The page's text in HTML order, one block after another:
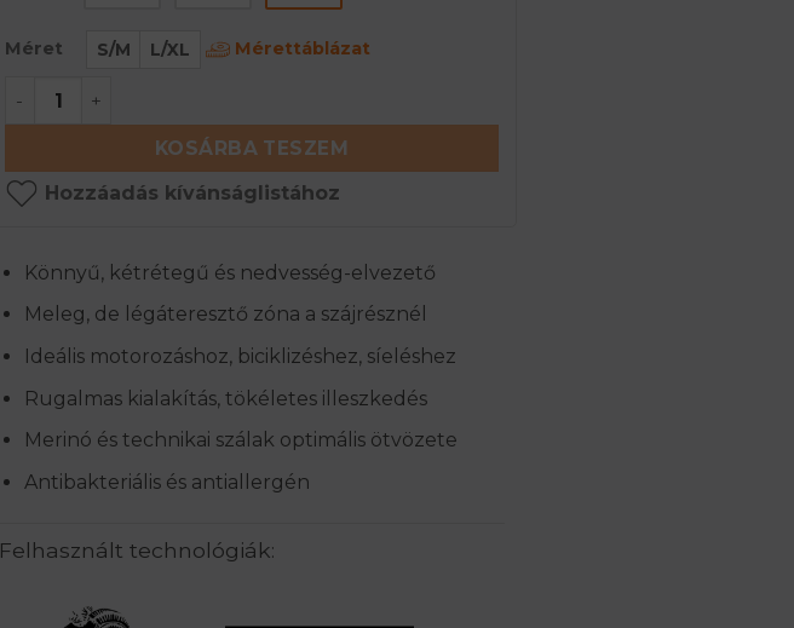
Méret S/M L/XL Mérettáblázat
M-PRO Uniszex szellőző merinó gyapjú arcmaszk - Sötétzöld mennyiség
KOSÁRBA TESZEM
Hozzáadás kívánságlistához
Könnyű, kétrétegű és nedvesség-elvezető
Meleg, de légáteresztő zóna a szájrésznél
Ideális motorozáshoz, biciklizéshez, síeléshez
Rugalmas kialakítás, tökéletes illeszkedés
Merinó és technikai szálak optimális ötvözete
Antibakteriális és antiallergén
Felhasznált technológiák: